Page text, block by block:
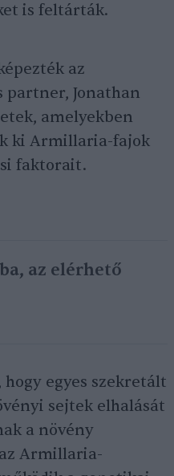
is feltárták.
az
partner, Jonathan
amelyekben
ki Armillaria-fajok
faktorait.
az elérhető
egyes szekretált
sejtek elhalását
a növény
Armillaria-